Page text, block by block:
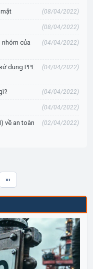
(08/04/2022)
(08/04/2022)
nhóm của
(04/04/2022)
dụng PPE
(04/04/2022)
(04/04/2022)
(04/04/2022)
về an toàn
(02/04/2022)
»